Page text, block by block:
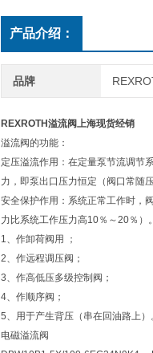
产品介绍：
品牌
REXROTH溢流阀上海现货经销
溢流阀的功能：
定压溢流作用：在定量泵节流调节
力，即泵出口压力恒定（阀口常随
安全保护作用：系统正常工作时，
力比系统工作压力高10％～20％）。
1、作卸荷阀用 ；
2、作远程调压阀；
3、作高低压多级控制阀；
4、作顺序阀；
5、用于产生背压（串在回油路上）
电磁溢流阀